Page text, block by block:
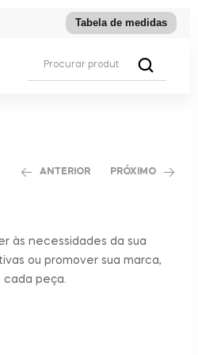
Tabela de medidas
ANTERIOR PRÓXIMO
às necessidades da sua
ou promover sua marca,
cada peça.